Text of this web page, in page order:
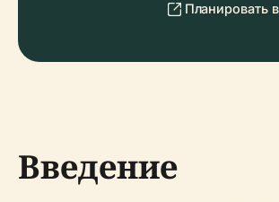
Планировать
Введение